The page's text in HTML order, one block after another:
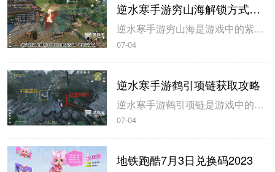
逆水寒手游穷山海解锁方式攻略
逆水寒手游穷山海是游戏中的紫色装备，玩家在开服第三天就可以拿到，米葫芦小编带来逆水寒手游穷山海解锁方式攻略，希望可以帮到大家。逆水寒手游穷山海解锁方式攻略1、首先来到磁州433 990触发奇遇-驿站灭火，灭火后，拾取烧火棍。完成奇遇后获得1件穷山海装备和线索。2、前往汴京943 1091对话唐铸。...
07-04
逆水寒手游鹤引项链获取攻略
逆水寒手游鹤引项链是游戏中的55级紫色装备，玩家可以通过不同的坐标完成小游戏获得，米葫芦小编带来逆水寒手游鹤引项链获取攻略，一起来看看吧。逆水寒手游鹤引项链获取攻略1、在山清山完成同样的探索小游戏驭鹤七次即可获得。2、注意这七哥小游戏都是一样的流程，在规定的时间内触碰4朵花即可完成。3、坐标分别在...
07-04
地铁跑酷7月3日兑换码2023